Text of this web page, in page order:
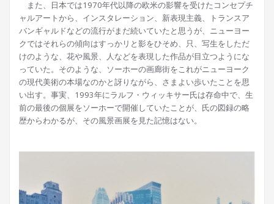
また、日本では1970年代以降の欧米の影響を受けたコンセプチ
ャルアートから、インスタレーション、新表現主義、トランスア
バンギャルドなどの流行がまだ続いていたと思うが、ニューヨー
クではそれらの傾向はすっかリと影をひそめ、只、写生をしただ
けのような、花や風景、人などを表現した作品が目立つようにな
っていた。そのような、ソーホーの画廊街をこれがニューヨーク
の現代美術の本場なのかと訝りながら、さまよい歩いたことを思
い出す。事実、1993年にラルフ・ウィッキサー氏は存命中で、生
前の最後の個展をソーホーで開催していたことが、氏の図録の略
歴からわかるが、その風景画展を見た記憶はない。